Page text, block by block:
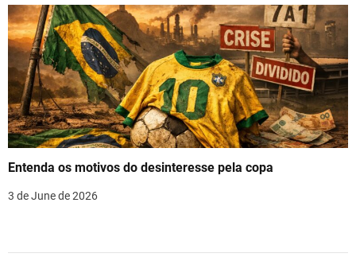
Entenda os motivos do desinteresse pela copa
3 de June de 2026